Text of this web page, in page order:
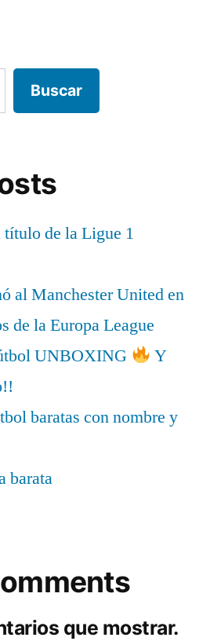
Buscar
de la Ligue 1
al Manchester United en
de la Europa League
UNBOXING
Y
baratas con nombre y
barata
que mostrar.